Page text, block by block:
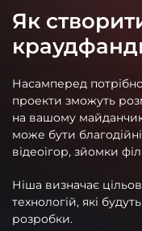
Як
Насамперед
проекти зможуть
на вашому
може бути
відеоігор, зйомки
Ніша визначає
технологій, які
розробки.